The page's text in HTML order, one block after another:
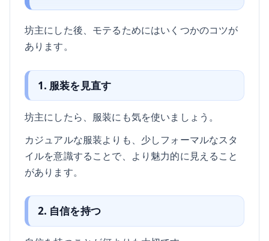
坊主にした後、モテるためにはいくつかのコツが
あります。
1. 服装を見直す
坊主にしたら、服装にも気を使いましょう。
カジュアルな服装よりも、少しフォーマルなスタ
イルを意識することで、より魅力的に見えること
があります。
2. 自信を持つ